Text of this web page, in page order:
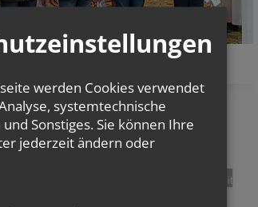
pin it
werden Cookies verwendet
systemtechnische
Sonstiges. Sie können Ihre
jederzeit ändern oder